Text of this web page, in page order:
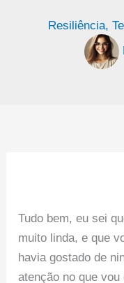
Resiliência,
Tudo bem, eu sei
muito linda, e que
havia gostado de
atenção no que